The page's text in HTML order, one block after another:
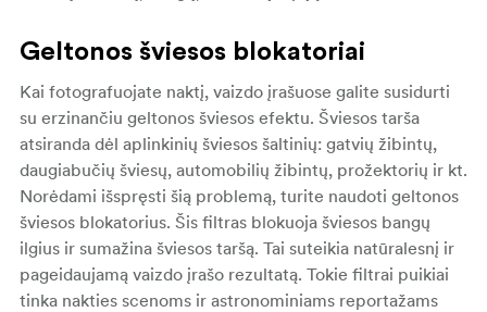
Geltonos šviesos blokatoriai
Kai fotografuojate naktį, vaizdo įrašuose galite susidurti
su erzinančiu geltonos šviesos efektu. Šviesos tarša
atsiranda dėl aplinkinių šviesos šaltinių: gatvių žibintų,
daugiabučių šviesų, automobilių žibintų, prožektorių ir kt.
Norėdami išspręsti šią problemą, turite naudoti geltonos
šviesos blokatorius. Šis filtras blokuoja šviesos bangų
ilgius ir sumažina šviesos taršą. Tai suteikia natūralesnį ir
pageidaujamą vaizdo įrašo rezultatą. Tokie filtrai puikiai
tinka nakties scenoms ir astronominiams reportažams